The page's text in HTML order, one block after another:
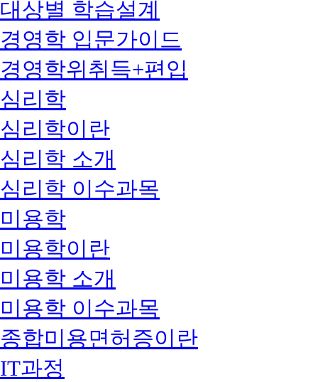
대상별 학습설계
경영학 입문가이드
경영학위취득+편입
심리학
심리학이란
심리학 소개
심리학 이수과목
미용학
미용학이란
미용학 소개
미용학 이수과목
종합미용면허증이란
IT과정